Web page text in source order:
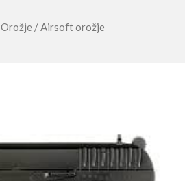
Orožje /Airsoft orožje